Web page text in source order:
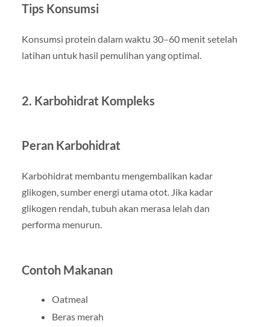
Tips Konsumsi
Konsumsi protein dalam waktu 30–60 menit setelah
latihan untuk hasil pemulihan yang optimal.
2. Karbohidrat Kompleks
Peran Karbohidrat
Karbohidrat membantu mengembalikan kadar
glikogen, sumber energi utama otot. Jika kadar
glikogen rendah, tubuh akan merasa lelah dan
performa menurun.
Contoh Makanan
Oatmeal
Beras merah